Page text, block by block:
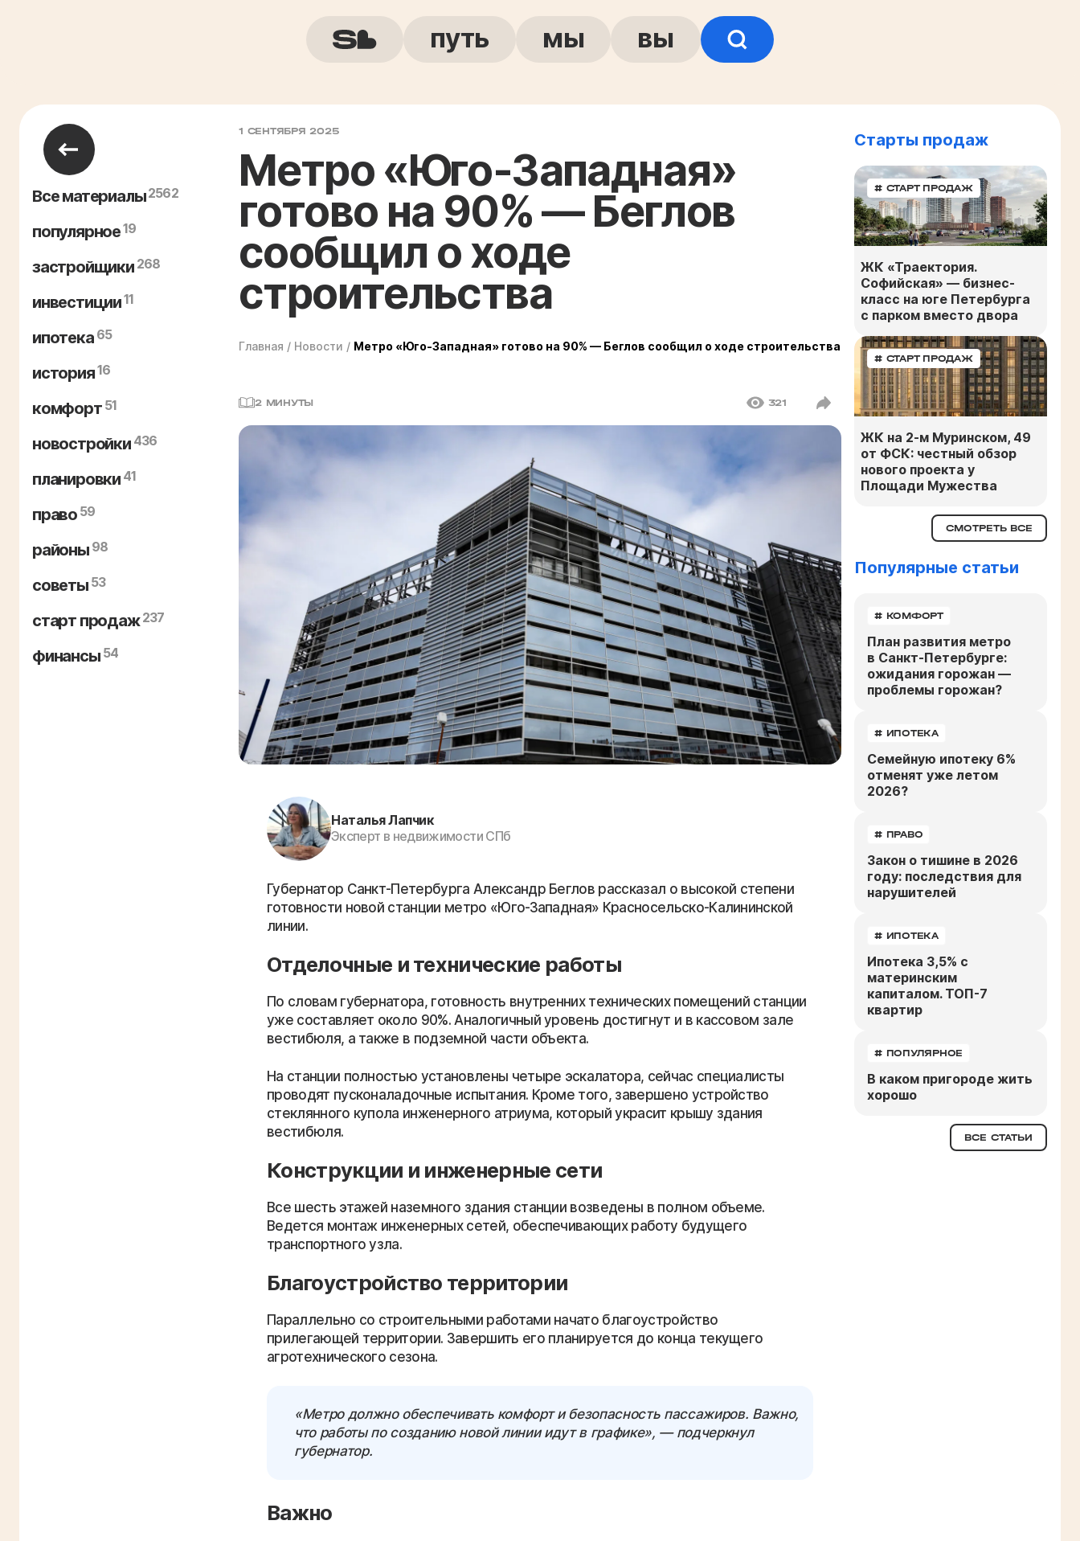
путь мы вы
Все материалы2562
популярное19
застройщики 268
инвестиции11
ипотека 65
история16
комфорт 51
новостройки 436
планировки 41
право 59
районы 98
советы 53
старт продаж 237
финансы 54
1 СЕНТЯБРЯ 2025
Метро «Юго-Западная»
готово на 90% — Беглов
сообщил о ходе
строительства
Главная / Новости / Метро «Юго-Западная» готово на 90% — Беглов сообщил о ходе строительства
2 МИНУТЫ 321
Наталья Лапчик
Эксперт в недвижимости СПб
Губернатор Санкт-Петербурга Александр Беглов рассказал о высокой степени
готовности новой станции метро «Юго-Западная» Красносельско-Калининской
линии.
Отделочные и технические работы
По словам губернатора, готовность внутренних технических помещений станции
уже составляет около 90%. Аналогичный уровень достигнут и в кассовом зале
вестибюля, а также в подземной части объекта.
На станции полностью установлены четыре эскалатора, сейчас специалисты
проводят пусконаладочные испытания. Кроме того, завершено устройство
стеклянного купола инженерного атриума, который украсит крышу здания
вестибюля.
Конструкции и инженерные сети
Все шесть этажей наземного здания станции возведены в полном объеме.
Ведется монтаж инженерных сетей, обеспечивающих работу будущего
транспортного узла.
Благоустройство территории
Параллельно со строительными работами начато благоустройство
прилегающей территории. Завершить его планируется до конца текущего
агротехнического сезона.
«Метро должно обеспечивать комфорт и безопасность пассажиров. Важно,
что работы по созданию новой линии идут в графике», — подчеркнул
губернатор.
Важно
Старты продаж
# СТАРТ ПРОДАЖ
ЖК «Траектория.
Софийская» — бизнес-
класс на юге Петербурга
с парком вместо двора
# СТАРТ ПРОДАЖ
ЖК на 2-м Муринском, 49
от ФСК: честный обзор
нового проекта у
Площади Мужества
СМОТРЕТЬ ВСЕ
Популярные статьи
# КОМФОРТ
План развития метро
в Санкт-Петербурге:
ожидания горожан —
проблемы горожан?
# ИПОТЕКА
Семейную ипотеку 6%
отменят уже летом
2026?
# ПРАВО
Закон о тишине в 2026
году: последствия для
нарушителей
# ИПОТЕКА
Ипотека 3,5% с
материнским
капиталом. ТОП-7
квартир
# ПОПУЛЯРНОЕ
В каком пригороде жить
хорошо
ВСЕ СТАТЬИ